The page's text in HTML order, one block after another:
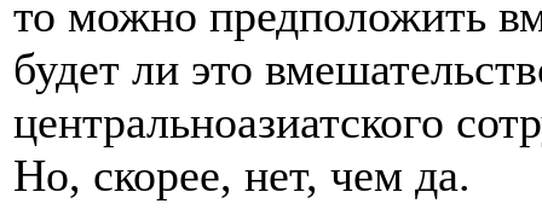
то можно предположить
будет ли это
центральноазиатского
Но, скорее, нет, чем да.